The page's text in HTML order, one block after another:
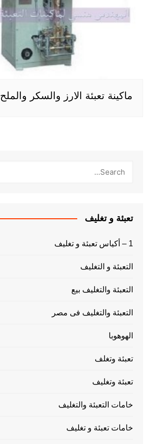
ماكينة تعبئة الارز والسكر والملح
تعبئة و تغليف
1 – أكياس تعبئة و تغليف
التعبئة و التغليف
التعبئة والتغليف بيع
التعبئة والتغليف فى مصر
الهوهوبا
تعبئة وتغلف
تعبئة وتغليف
خامات التعبئة والتغليف
خامات تعبئة و تغليف